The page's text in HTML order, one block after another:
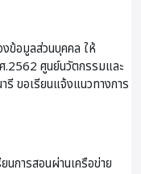
ข้อมูลส่วนบุคคล ให้
ศูนย์นวัตกรรมและ
รี ขอเรียนแจ้งแนวทางการ
การสอนผ่านเครือข่าย